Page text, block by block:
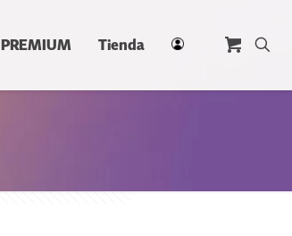
PREMIUM Tienda